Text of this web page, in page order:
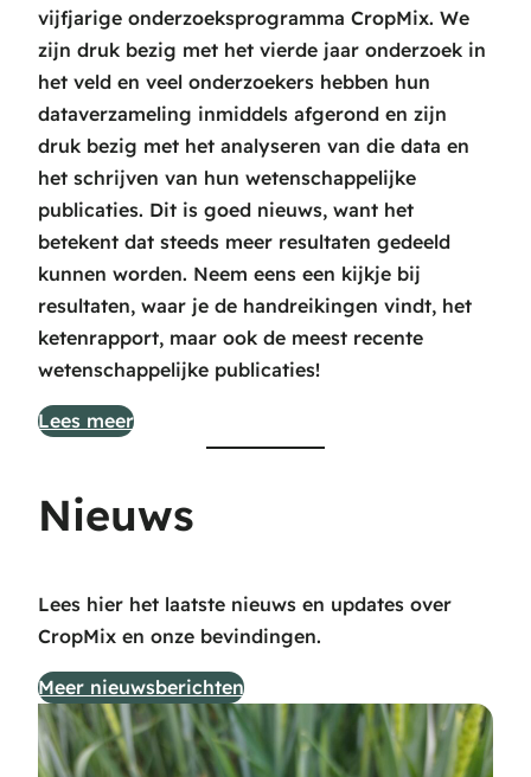
vijfjarige onderzoeksprogramma CropMix. We
zijn druk bezig met het vierde jaar onderzoek in
het veld en veel onderzoekers hebben hun
dataverzameling inmiddels afgerond en zijn
druk bezig met het analyseren van die data en
het schrijven van hun wetenschappelijke
publicaties. Dit is goed nieuws, want het
betekent dat steeds meer resultaten gedeeld
kunnen worden. Neem eens een kijkje bij
resultaten, waar je de handreikingen vindt, het
ketenrapport, maar ook de meest recente
wetenschappelijke publicaties!
Lees meer
Nieuws
Lees hier het laatste nieuws en updates over
CropMix en onze bevindingen.
Meer nieuwsberichten